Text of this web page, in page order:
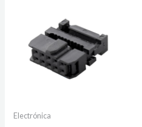
Electrónica